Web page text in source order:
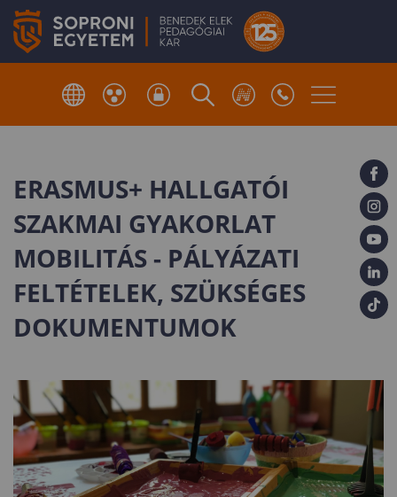
ERASMUS+ HALLGATÓI
SZAKMAI GYAKORLAT
MOBILITÁS - PÁLYÁZATI
FELTÉTELEK, SZÜKSÉGES
DOKUMENTUMOK